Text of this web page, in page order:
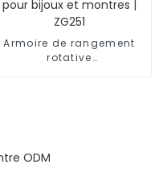
Armoire de rangement
rotative